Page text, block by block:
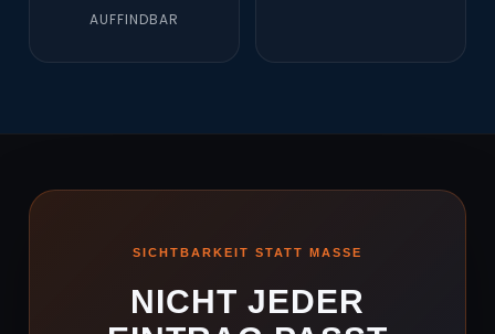
AUFFINDBAR
SICHTBARKEIT STATT MASSE
NICHT JEDER